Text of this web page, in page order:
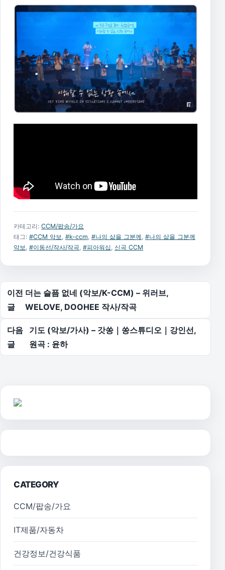
카테고리: CCM/팝송/가요
태그: #CCM 악보, #k-ccm, #나의 삶을 그분께, #나의 삶을 그분께
악보, #이동선/작사/작곡, #피아워십, 신곡 CCM
글 탐색
이전
글
더는 슬픔 없네 (악보/K-CCM) – 위러브,
WELOVE, DOOHEE 작사/작곡
다음
글
기도 (악보/가사) – 갓쏭｜쏭스튜디오｜강인선,
원곡 : 윤하
CATEGORY
CCM/팝송/가요
IT제품/자동차
건강정보/건강식품